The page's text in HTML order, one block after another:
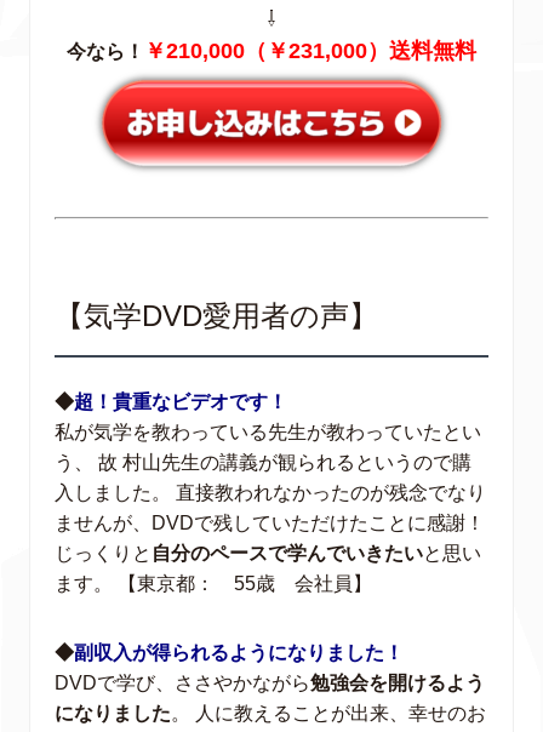
⇩
今なら！ ￥210,000（￥231,000）送料無料
【気学DVD愛用者の声】
◆超！貴重なビデオです！
私が気学を教わっている先生が教わっていたとい
う、 故 村山先生の講義が観られるというので購
入しました。 直接教われなかったのが残念でなり
ませんが、DVDで残していただけたことに感謝！
じっくりと 自分のペースで学んでいきたいと思い
ます。 【東京都： 55歳 会社員】
◆副収入が得られるようになりました！
DVDで学び、ささやかながら勉強会を開けるよう
になりました。 人に教えることが出来、幸せのお